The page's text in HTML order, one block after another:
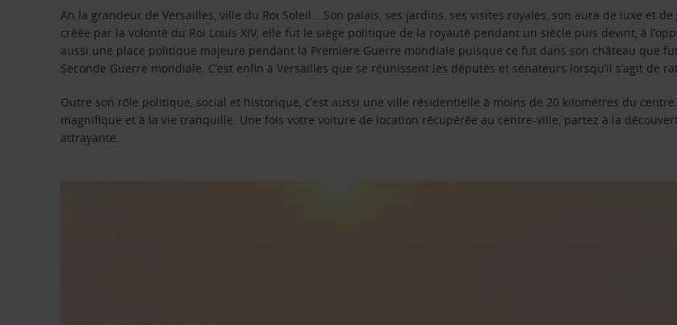
Ah la grandeur de Versailles, ville du Roi Soleil… Son palais, ses jardins, ses visites royales, son aura de luxe et
créée par la volonté du Roi Louis XIV, elle fut le siège politique de la royauté pendant un siècle puis devint, à
aussi une place politique majeure pendant la Première Guerre mondiale puisque ce fut dans son château que
Seconde Guerre mondiale. C’est enfin à Versailles que se réunissent les députés et sénateurs lorsqu’il s’agit de
Outre son rôle politique, social et historique, c’est aussi une ville résidentielle à moins de 20 kilomètres du
magnifique et à la vie tranquille. Une fois votre voiture de location récupérée au centre-ville, partez à la
attrayante.